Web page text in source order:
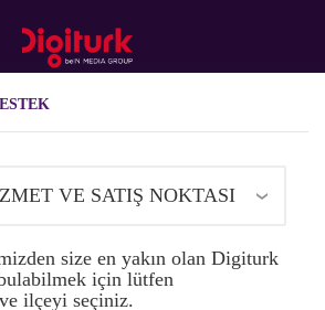
size en yakın olan Digiturk
bulabilmek için lütfen
ilçeyi seçiniz.